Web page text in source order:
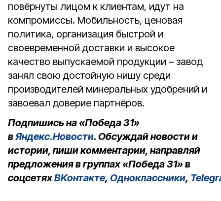
повёрнуты лицом к клиентам, идут на
компромиссы. Мобильность, ценовая
политика, организация быстрой и
своевременной доставки и высокое
качество выпускаемой продукции – завод
занял свою достойную нишу среди
производителей минеральных удобрений и
завоевал доверие партнёров.
Подпишись на «Победа 31»
вЯндекс.Новости. Обсуждай новости и
истории, пиши комментарии, направляй
предложения в группах «Победа 31» в
соцсетяхВКонтакте, Одноклассники,